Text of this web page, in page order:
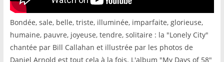
Bondée, sale, belle, triste, illuminée, imparfaite, glorieuse,
humaine, pauvre, joyeuse, tendre, solitaire : la "Lonely City"
chantée par Bill Callahan et illustrée par les photos de
Daniel Arnold est tout cela à la fois. L'album "My Days of 58"